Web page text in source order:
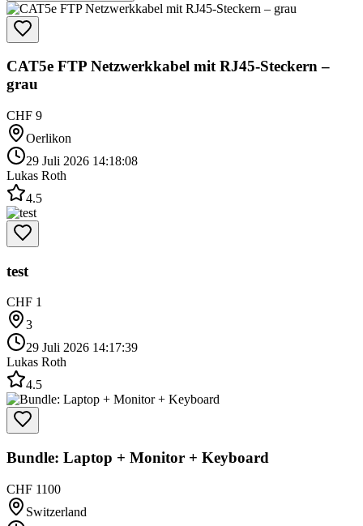
CAT5e FTP Netzwerkkabel mit RJ45-Steckern –
grau
CHF 9
Oerlikon
29 Juli 2026 14:18:08
Lukas Roth
4.5
test
CHF 1
3
29 Juli 2026 14:17:39
Lukas Roth
4.5
Bundle: Laptop + Monitor + Keyboard
CHF 1100
Switzerland